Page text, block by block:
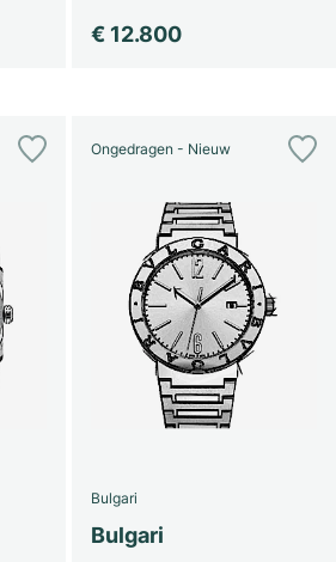
€ 12.800
Ongedragen - Nieuw
Bulgari
Bulgari